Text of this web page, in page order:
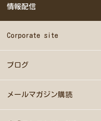
情報配信
Corporate site
ブログ
メールマガジン購読